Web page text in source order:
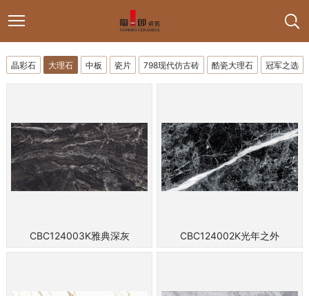
晶彩石 大理石 中板 瓷片 798现代仿古砖 酷瓷大理石 冠军之选
CBC124003K雅典深灰 CBC124002K光年之外